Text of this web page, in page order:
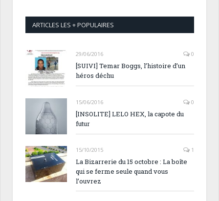
ARTICLES LES + POPULAIRES
29/06/2016 0
[SUIVI] Temar Boggs, l’histoire d’un
héros déchu
15/06/2016 0
[INSOLITE] LELO HEX, la capote du
futur
15/10/2015 1
La Bizarrerie du 15 octobre : La boîte
qui se ferme seule quand vous
l’ouvrez